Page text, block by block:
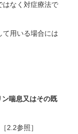
なく対症療法で
用いる場合には
喘息又はその既
2.2参照］